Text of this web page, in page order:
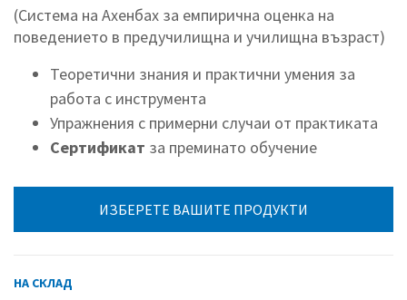
(Система на Ахенбах за емпирична оценка на
поведението в предучилищна и училищна възраст)
Теоретични знания и практични умения за
работа с инструмента
Упражнения с примерни случаи от практиката
Сертификат за преминато обучение
ИЗБЕРЕТЕ ВАШИТЕ ПРОДУКТИ
НА СКЛАД